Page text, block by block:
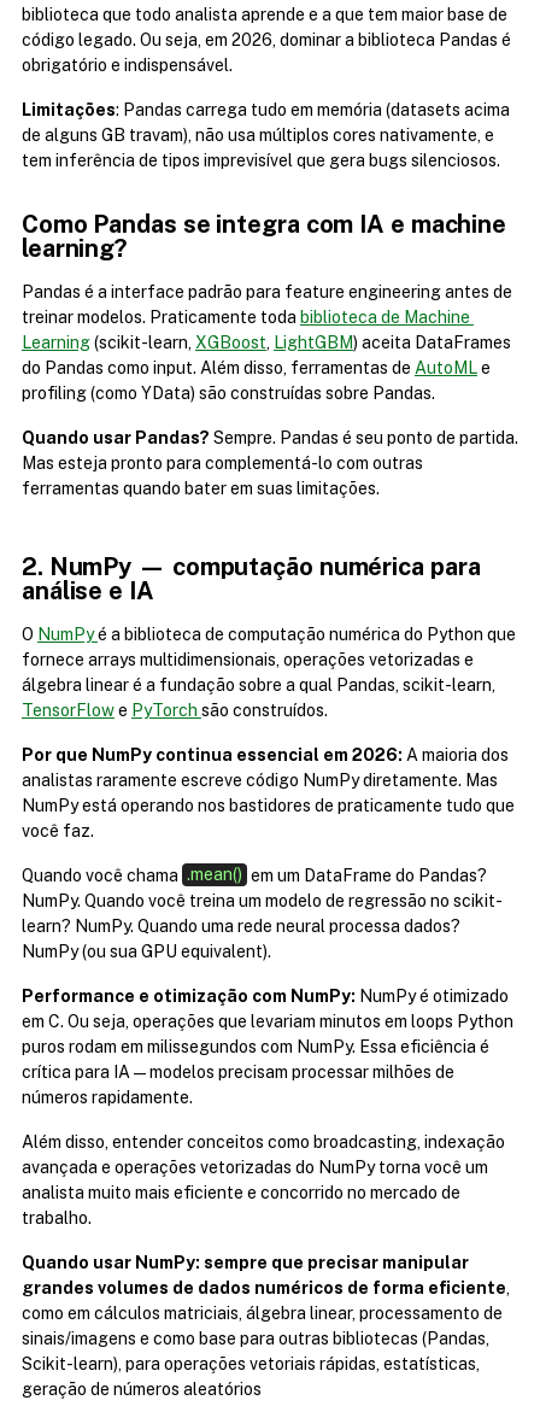
biblioteca que todo analista aprende e a que tem maior base de
código legado. Ou seja, em 2026, dominar a biblioteca Pandas é
obrigatório e indispensável.
Limitações: Pandas carrega tudo em memória (datasets acima
de alguns GB travam), não usa múltiplos cores nativamente, e
tem inferência de tipos imprevisível que gera bugs silenciosos.
Como Pandas se integra com IA e machine
learning?
Pandas é a interface padrão para feature engineering antes de
treinar modelos. Praticamente toda biblioteca de Machine
Learning (scikit-learn, XGBoost, LightGBM) aceita DataFrames
do Pandas como input. Além disso, ferramentas de AutoML e
profiling (como YData) são construídas sobre Pandas.
Quando usar Pandas? Sempre. Pandas é seu ponto de partida.
Mas esteja pronto para complementá-lo com outras
ferramentas quando bater em suas limitações.
2. NumPy — computação numérica para
análise e IA
O NumPy é a biblioteca de computação numérica do Python que
fornece arrays multidimensionais, operações vetorizadas e
TensorFlow e PyTorch são construídos.
Por que NumPy continua essencial em 2026: A maioria dos
analistas raramente escreve código NumPy diretamente. Mas
NumPy está operando nos bastidores de praticamente tudo que
você faz.
Quando você chama .mean() em um DataFrame do Pandas?
NumPy. Quando você treina um modelo de regressão no scikit-
learn? NumPy. Quando uma rede neural processa dados?
NumPy (ou sua GPU equivalent).
Performance e otimização com NumPy: NumPy é otimizado
em C. Ou seja, operações que levariam minutos em loops Python
puros rodam em milissegundos com NumPy. Essa eficiência é
crítica para IA — modelos precisam processar milhões de
números rapidamente.
Além disso, entender conceitos como broadcasting, indexação
avançada e operações vetorizadas do NumPy torna você um
analista muito mais eficiente e concorrido no mercado de
trabalho.
Quando usar NumPy: sempre que precisar manipular
grandes volumes de dados numéricos de forma eficiente,
como em cálculos matriciais, álgebra linear, processamento de
sinais/imagens e como base para outras bibliotecas (Pandas,
Scikit-learn), para operações vetoriais rápidas, estatísticas,
geração de números aleatórios